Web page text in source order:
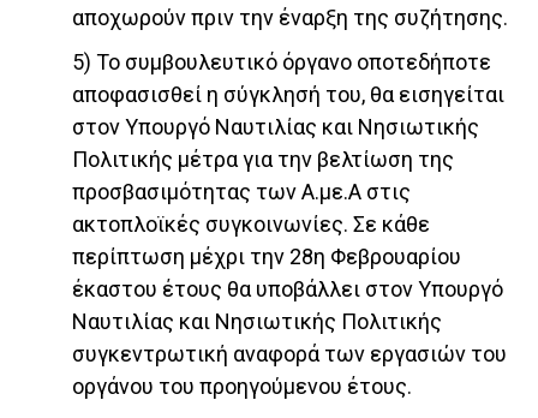
αποχωρούν πριν την έναρξη της συζήτησης.
5) Το συμβουλευτικό όργανο οποτεδήποτε
αποφασισθεί η σύγκλησή του, θα εισηγείται
στον Υπουργό Ναυτιλίας και Νησιωτικής
Πολιτικής μέτρα για την βελτίωση της
προσβασιμότητας των Α.με.Α στις
ακτοπλοϊκές συγκοινωνίες. Σε κάθε
περίπτωση μέχρι την 28η Φεβρουαρίου
έκαστου έτους θα υποβάλλει στον Υπουργό
Ναυτιλίας και Νησιωτικής Πολιτικής
συγκεντρωτική αναφορά των εργασιών του
οργάνου του προηγούμενου έτους.